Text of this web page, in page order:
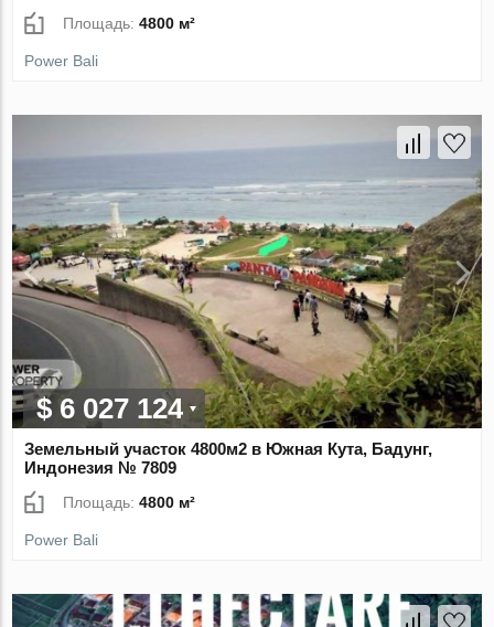
Площадь:4800 м²
Power Bali
$ 6 027 124
Земельный участок 4800м2 в Южная Кута, Бадунг,
Индонезия № 7809
Площадь:4800 м²
Power Bali